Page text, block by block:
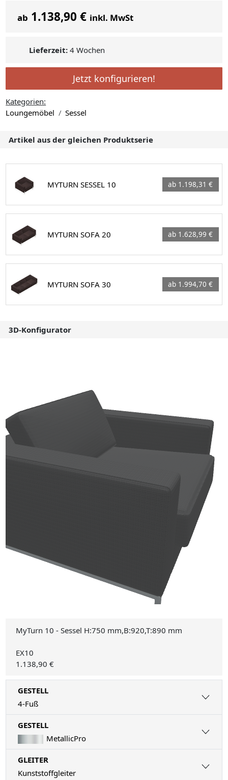
ab 1.138,90 € inkl. MwSt
Lieferzeit: 4 Wochen
Jetzt konfigurieren!
Kategorien:
Loungemöbel
Sessel
Artikel aus der gleichen Produktserie
MYTURN SESSEL 10 ab 1.198,31 €
MYTURN SOFA 20 ab 1.628,99 €
MYTURN SOFA 30 ab 1.994,70 €
3D-Konfigurator
MyTurn 10 - Sessel H:750 mm,B:920,T:890 mm
EX10
1.138,90 €
GESTELL
4-Fuß
GESTELL
MetallicPro
GLEITER
Kunststoffgleiter